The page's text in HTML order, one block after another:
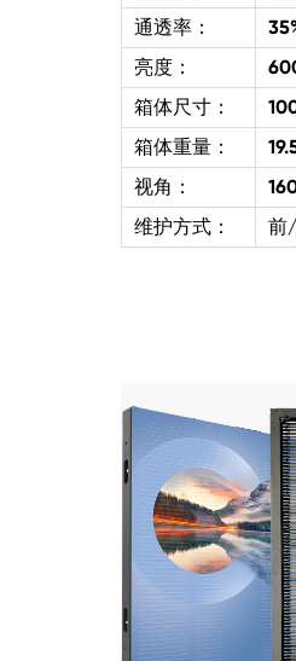
通透率：
亮度：
箱体尺寸：
箱体重量：
视角：
维护方式：
前